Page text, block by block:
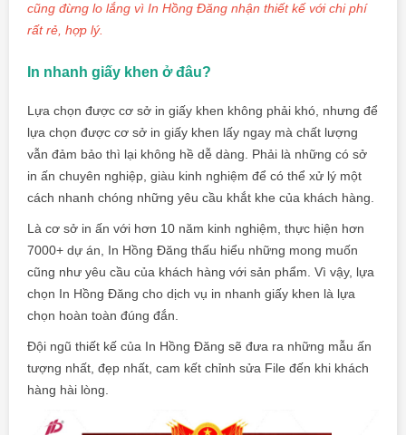
cũng đừng lo lắng vì In Hồng Đăng nhận thiết kế với chi phí
rất rẻ, hợp lý.
In nhanh giấy khen ở đâu?
Lựa chọn được cơ sở in giấy khen không phải khó, nhưng để
lựa chọn được cơ sở in giấy khen lấy ngay mà chất lượng
vẫn đảm bảo thì lại không hề dễ dàng. Phải là những có sở
in ấn chuyên nghiệp, giàu kinh nghiệm để có thể xử lý một
cách nhanh chóng những yêu cầu khắt khe của khách hàng.
Là cơ sở in ấn với hơn 10 năm kinh nghiệm, thực hiện hơn
7000+ dự án, In Hồng Đăng thấu hiểu những mong muốn
cũng như yêu cầu của khách hàng với sản phẩm. Vì vậy, lựa
chọn In Hồng Đăng cho dịch vụ in nhanh giấy khen là lựa
chọn hoàn toàn đúng đắn.
Đội ngũ thiết kế của In Hồng Đăng sẽ đưa ra những mẫu ấn
tượng nhất, đẹp nhất, cam kết chỉnh sửa File đến khi khách
hàng hài lòng.